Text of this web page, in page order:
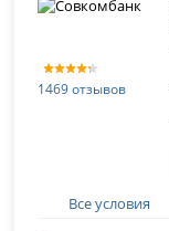
1469 отзывов
Все условия